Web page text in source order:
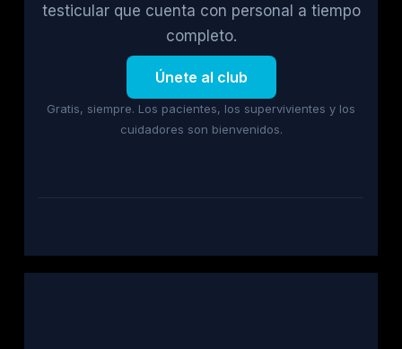
testicular que cuenta con personal a tiempo
completo.
Únete al club
Gratis, siempre. Los pacientes, los supervivientes y los
cuidadores son bienvenidos.